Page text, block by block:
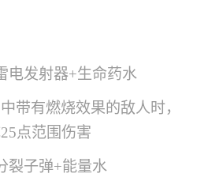
电发射器+生命药水
带有燃烧效果的敌人时，
点范围伤害
裂子弹+能量水